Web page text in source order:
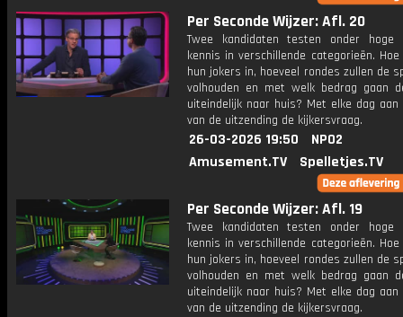
Per Seconde Wijzer: Afl. 20
Twee kandidaten testen onder hoge
kennis in verschillende categorieën.
hun jokers in, hoeveel rondes zullen de
volhouden en met welk bedrag gaan
uiteindelijk naar huis? Met elke dag
van de uitzending de kijkersvraag.
26-03-2026 19:50
NPO2
Amusement.TV
Spelletjes.TV
Per Seconde Wijzer: Afl. 19
Twee kandidaten testen onder hoge
kennis in verschillende categorieën.
hun jokers in, hoeveel rondes zullen de
volhouden en met welk bedrag gaan
uiteindelijk naar huis? Met elke dag
van de uitzending de kijkersvraag.